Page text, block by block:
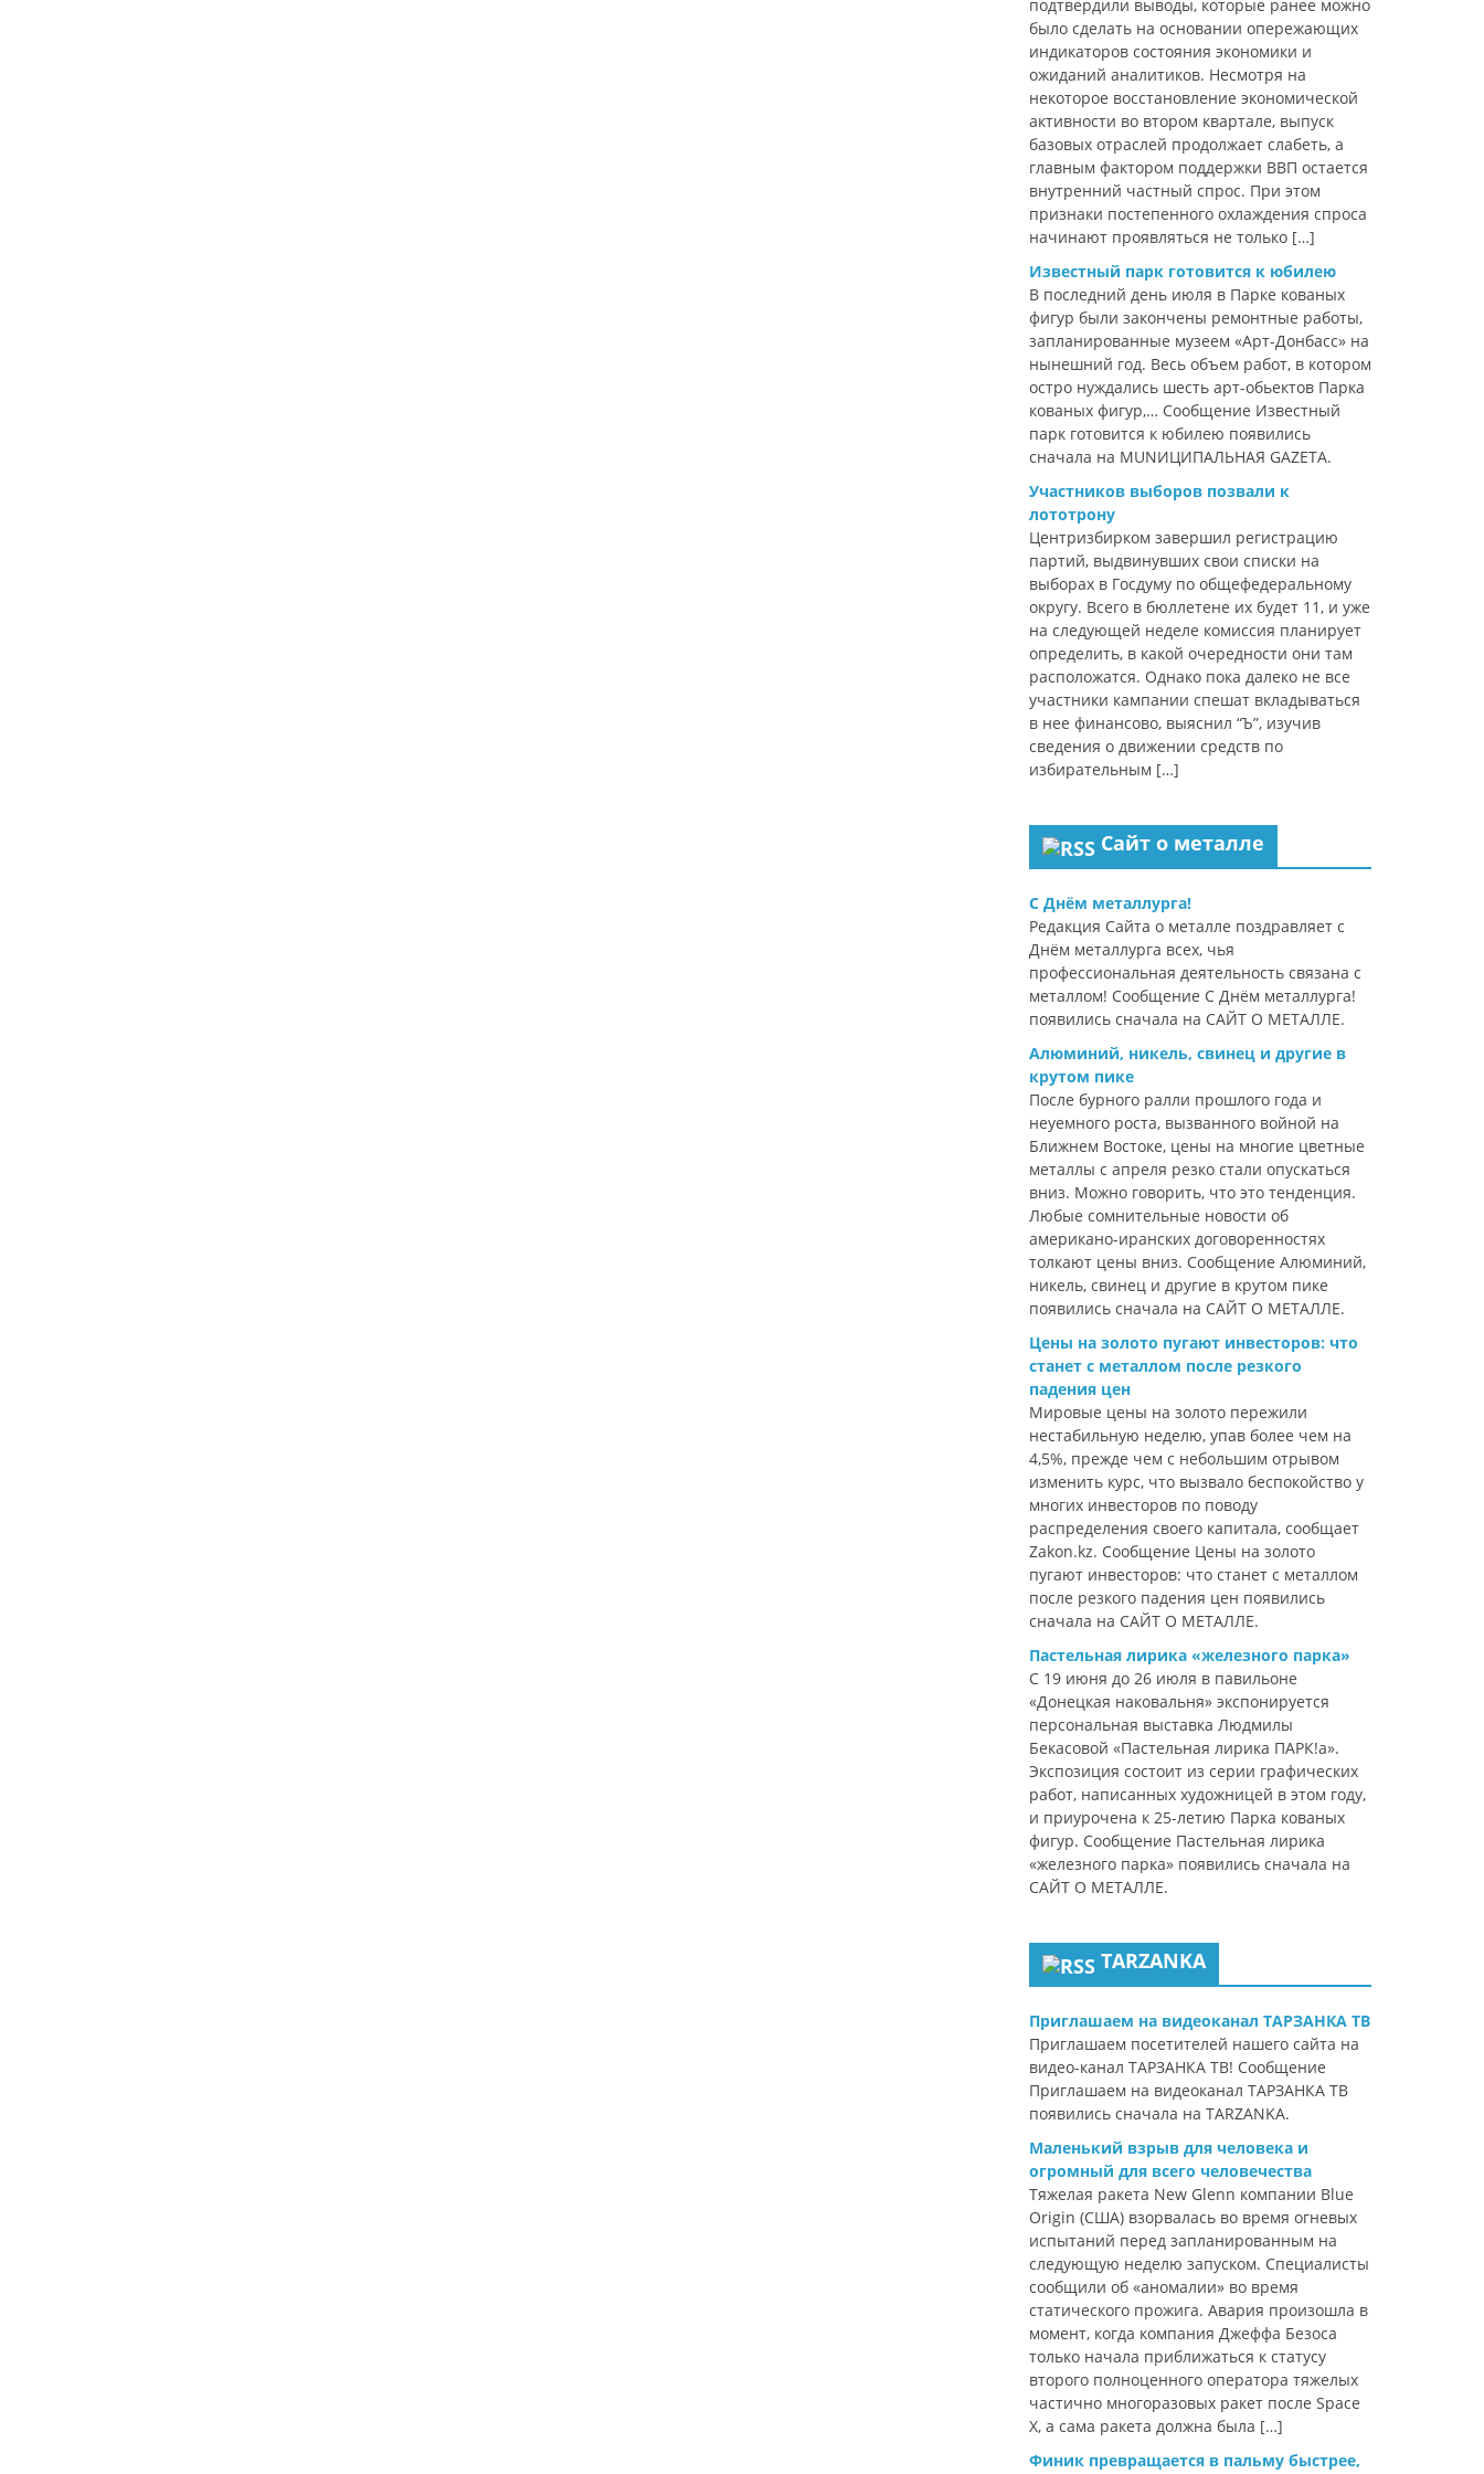
подтвердили выводы, которые ранее можно
было сделать на основании опережающих
индикаторов состояния экономики и
ожиданий аналитиков. Несмотря на
некоторое восстановление экономической
активности во втором квартале, выпуск
базовых отраслей продолжает слабеть, а
главным фактором поддержки ВВП остается
внутренний частный спрос. При этом
признаки постепенного охлаждения спроса
начинают проявляться не только […]
Известный парк готовится к юбилею
В последний день июля в Парке кованых
фигур были закончены ремонтные работы,
запланированные музеем «Арт-Донбасс» на
нынешний год. Весь объем работ, в котором
остро нуждались шесть арт-обьектов Парка
кованых фигур,… Сообщение Известный
парк готовится к юбилею появились
сначала на MUNИЦИПАЛЬНАЯ GAZЕТА.
Участников выборов позвали к
лототрону
Центризбирком завершил регистрацию
партий, выдвинувших свои списки на
выборах в Госдуму по общефедеральному
округу. Всего в бюллетене их будет 11, и уже
на следующей неделе комиссия планирует
определить, в какой очередности они там
расположатся. Однако пока далеко не все
участники кампании спешат вкладываться
в нее финансово, выяснил “Ъ”, изучив
сведения о движении средств по
избирательным […]
Сайт о металле
С Днём металлурга!
Редакция Сайта о металле поздравляет с
Днём металлурга всех, чья
профессиональная деятельность связана с
металлом! Сообщение С Днём металлурга!
появились сначала на САЙТ О МЕТАЛЛЕ.
Алюминий, никель, свинец и другие в
крутом пике
После бурного ралли прошлого года и
неуемного роста, вызванного войной на
Ближнем Востоке, цены на многие цветные
металлы с апреля резко стали опускаться
вниз. Можно говорить, что это тенденция.
Любые сомнительные новости об
американо-иранских договоренностях
толкают цены вниз. Сообщение Алюминий,
никель, свинец и другие в крутом пике
появились сначала на САЙТ О МЕТАЛЛЕ.
Цены на золото пугают инвесторов: что
станет с металлом после резкого
падения цен
Мировые цены на золото пережили
нестабильную неделю, упав более чем на
4,5%, прежде чем с небольшим отрывом
изменить курс, что вызвало беспокойство у
многих инвесторов по поводу
распределения своего капитала, сообщает
Zakon.kz. Сообщение Цены на золото
пугают инвесторов: что станет с металлом
после резкого падения цен появились
сначала на САЙТ О МЕТАЛЛЕ.
Пастельная лирика «железного парка»
С 19 июня до 26 июля в павильоне
«Донецкая наковальня» экспонируется
персональная выставка Людмилы
Бекасовой «Пастельная лирика ПАРК!а».
Экспозиция состоит из серии графических
работ, написанных художницей в этом году,
и приурочена к 25-летию Парка кованых
фигур. Сообщение Пастельная лирика
«железного парка» появились сначала на
САЙТ О МЕТАЛЛЕ.
TARZANKA
Приглашаем на видеоканал ТАРЗАНКА ТВ
Приглашаем посетителей нашего сайта на
видео-канал ТАРЗАНКА ТВ! Сообщение
Приглашаем на видеоканал ТАРЗАНКА ТВ
появились сначала на TARZANKA.
Маленький взрыв для человека и
огромный для всего человечества
Тяжелая ракета New Glenn компании Blue
Origin (США) взорвалась во время огневых
испытаний перед запланированным на
следующую неделю запуском. Специалисты
сообщили об «аномалии» во время
статического прожига. Авария произошла в
момент, когда компания Джеффа Безоса
только начала приближаться к статусу
второго полноценного оператора тяжелых
частично многоразовых ракет после Space
X, а сама ракета должна была […]
Финик превращается в пальму быстрее,